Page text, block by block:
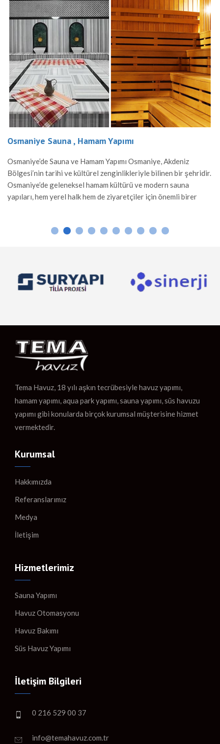
Osmaniye Sauna , Hamam Yapımı
Osmaniye’de Sauna ve Hamam Yapımı Osmaniye, Akdeniz
Bölgesi’nin tarihi ve kültürel zenginlikleriyle bilinen bir şehridir.
Osmaniye’de geleneksel hamam kültürü ve modern sauna
yapıları, hem yerel halk hem de ziyaretçiler için önemli birer
gibi dayanıklı malzemelerle yapılan hamamlar, sıcak suyun […]
Tema Havuz, 18 yılı aşkın tecrübesiyle havuz yapımı,
hamam yapımı, aqua park yapımı, sauna yapımı, süs havuzu
yapımı gibi konularda birçok kurumsal müşterisine hizmet
vermektedir.
Kurumsal
Hakkımızda
Referanslarımız
Medya
İletişim
Hizmetlerimiz
Sauna Yapımı
Havuz Otomasyonu
Havuz Bakımı
Süs Havuz Yapımı
İletişim Bilgileri
0 216 529 00 37
info@temahavuz.com.tr